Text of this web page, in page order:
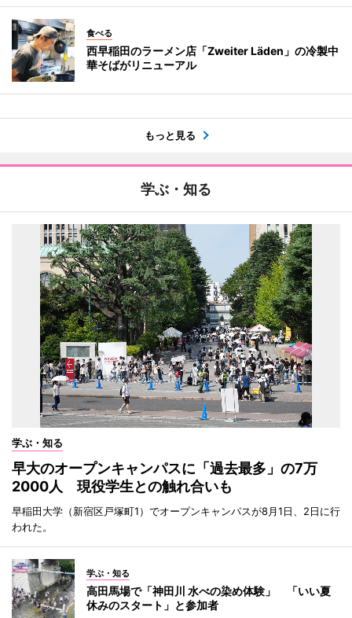
食べる
西早稲田のラーメン店「Zweiter Läden」の冷製中
華そばがリニューアル
もっと見る
学ぶ・知る
学ぶ・知る
早大のオープンキャンパスに「過去最多」の7万
2000人 現役学生との触れ合いも
早稲田大学（新宿区戸塚町1）でオープンキャンパスが8月1日、2日に行
われた。
学ぶ・知る
高田馬場で「神田川 水べの染め体験」 「いい夏
休みのスタート」と参加者